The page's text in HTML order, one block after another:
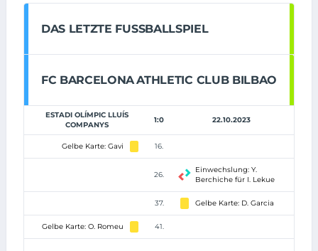
DAS LETZTE FUSSBALLSPIEL
FC BARCELONAATHLETIC CLUB BILBAO
ESTADI OLÍMPIC LLUÍS
COMPANYS
1:0 22.10.2023
Gelbe Karte: Gavi 16.
26.
Einwechslung: Y.
Berchiche für I. Lekue
37. Gelbe Karte: D. Garcia
Gelbe Karte: O. Romeu 41.